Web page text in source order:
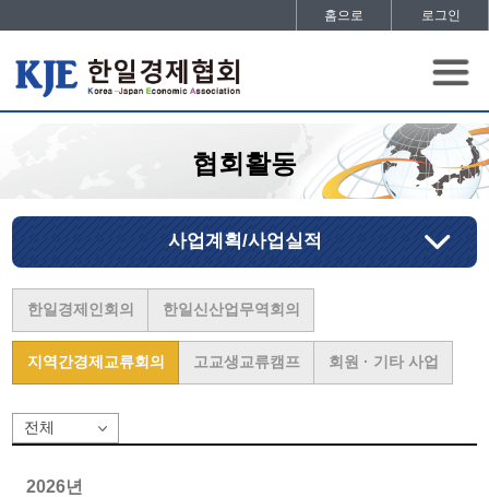
홈으로 로그인
협회활동
사업계획/사업실적
한일경제인회의 한일신산업무역회의
지역간경제교류회의 고교생교류캠프 회원 · 기타 사업
2026년